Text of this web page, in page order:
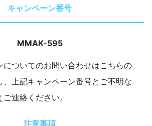
キャンペーン番号
MMAK-595
についてのお問い合わせはこちらの
、上記キャンペーン番号とご不明な
連絡ください。
注意事項